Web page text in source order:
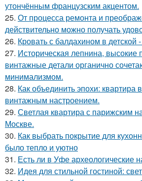
утончённым французским акцентом.
25. От процесса ремонта и
действительно можно получать
26. Кровать с балдахином в детской -
27. Историческая лепнина, высокие
винтажные детали органично
минимализмом.
28. Как объединить эпохи: квартира
винтажным настроением.
29. Светлая квартира с парижским
Москве.
30. Как выбрать покрытие для
было тепло и уютно
31. Есть ли в Уфе археологические
32. Идея для стильной гостиной: